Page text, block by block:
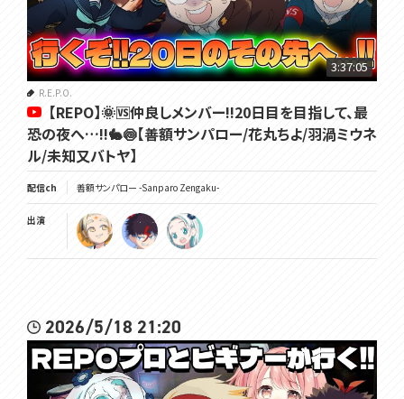
3:37:05
R.E.P.O.
【REPO】🌞🆚仲良しメンバー!!20日目を目指して、最
恐の夜へ…!!🐇🍥【善額サンパロー/花丸ちよ/羽渦ミウネ
ル/未知又バトヤ】
配信ch 善額サンパロー -Sanparo Zengaku-
出演
2026/5/18 21:20